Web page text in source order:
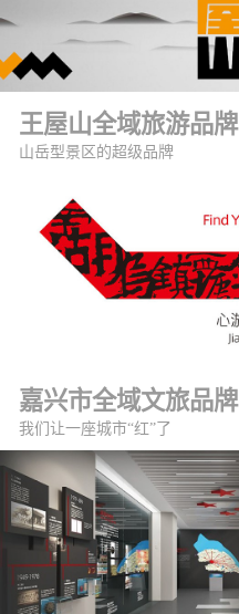
王屋山全域旅游品牌
山岳型景区的超级品牌
嘉兴市全域文旅品牌
我们让一座城市“红”了